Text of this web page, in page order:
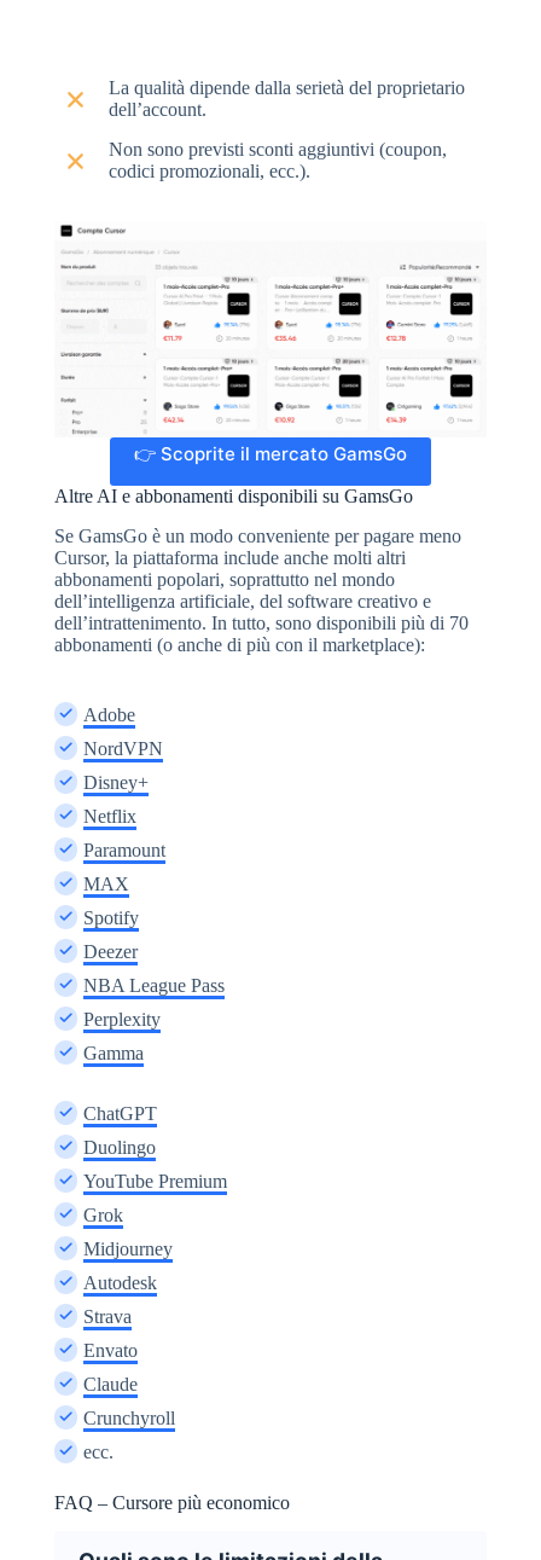
La qualità dipende dalla serietà del proprietario
dell’account.
Non sono previsti sconti aggiuntivi (coupon,
codici promozionali, ecc.).
👉 Scoprite il mercato GamsGo
Altre AI e abbonamenti disponibili su GamsGo
Se GamsGo è un modo conveniente per pagare meno
Cursor, la piattaforma include anche molti altri
abbonamenti popolari, soprattutto nel mondo
dell’intelligenza artificiale, del software creativo e
dell’intrattenimento. In tutto, sono disponibili più di 70
abbonamenti (o anche di più con il marketplace):
Adobe
NordVPN
Disney+
Netflix
Paramount
MAX
Spotify
Deezer
NBA League Pass
Perplexity
Gamma
ChatGPT
Duolingo
YouTube Premium
Grok
Midjourney
Autodesk
Strava
Envato
Claude
Crunchyroll
ecc.
FAQ – Cursore più economico